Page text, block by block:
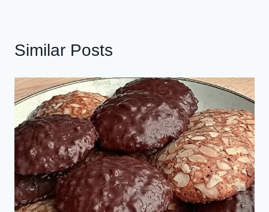
Similar Posts